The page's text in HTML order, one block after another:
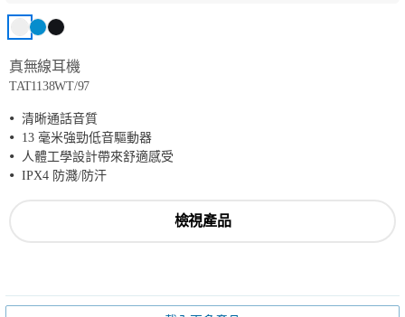
真無線耳機
TAT1138WT/97
清晰通話音質
13 毫米強勁低音驅動器
人體工學設計帶來舒適感受
IPX4 防濺/防汗
檢視產品